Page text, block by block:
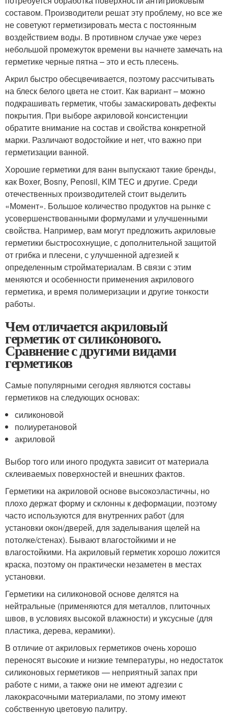
составом. Производители решат эту проблему, но все же
не советуют герметизировать места с постоянным
воздействием воды. В противном случае уже через
небольшой промежуток времени вы начнете замечать на
герметике черные пятна – это и есть плесень.
Акрил быстро обесцвечивается, поэтому рассчитывать
на блеск белого цвета не стоит. Как вариант – можно
подкрашивать герметик, чтобы замаскировать дефекты
покрытия. При выборе акриловой консистенции
обратите внимание на состав и свойства конкретной
марки. Различают водостойкие и нет, что важно при
герметизации ванной.
Хорошие герметики для ванн выпускают такие бренды,
как Boxer, Bosny, Penosil, KIM TEC и другие. Среди
отечественных производителей стоит выделить
«Момент». Большое количество продуктов на рынке с
усовершенствованными формулами и улучшенными
свойства. Например, вам могут предложить акриловые
герметики быстросохнущие, с дополнительной защитой
от грибка и плесени, с улучшенной адгезией к
определенным стройматериалам. В связи с этим
меняются и особенности применения акрилового
герметика, и время полимеризации и другие тонкости
работы.
Чем отличается акриловый
герметик от силиконового.
Сравнение с другими видами
герметиков
Самые популярными сегодня являются составы
герметиков на следующих основах:
силиконовой
полиуретановой
акриловой
Выбор того или иного продукта зависит от материала
склеиваемых поверхностей и внешних фактов.
Герметики на акриловой основе высокоэластичны, но
плохо держат форму и склонны к деформации, поэтому
часто используются для внутренних работ (для
установки окон/дверей, для заделывания щелей на
потолке/стенах). Бывают влагостойкими и не
влагостойкими. На акриловый герметик хорошо ложится
краска, поэтому он практически незаметен в местах
установки.
Герметики на силиконовой основе делятся на
нейтральные (применяются для металлов, плиточных
швов, в условиях высокой влажности) и уксусные (для
пластика, дерева, керамики).
В отличие от акриловых герметиков очень хорошо
переносят высокие и низкие температуры, но недостаток
силиконовых герметиков — неприятный запах при
работе с ними, а также они не имеют адгезии с
лакокрасочными материалами, по этому имеют
собственную цветовую палитру.